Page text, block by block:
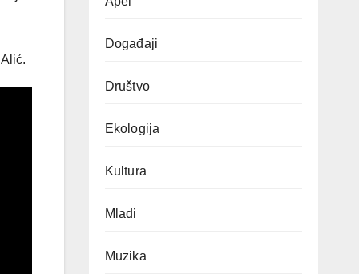
Događaji
Društvo
Ekologija
Kultura
Mladi
Muzika